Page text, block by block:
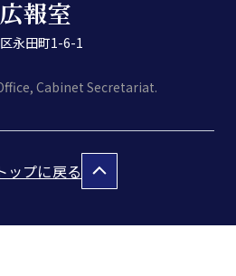
報室
永田町1-6-1
Cabinet Secretariat.
ップに戻る